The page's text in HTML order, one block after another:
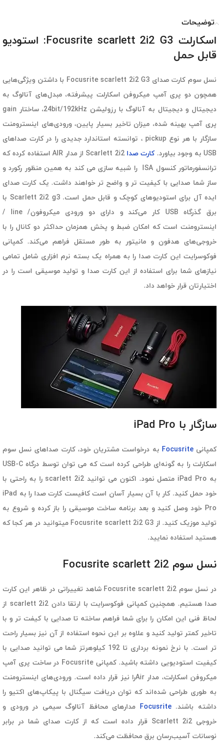
توضیحات
اسکارلت Focusrite scarlett 2i2 G3: استودیو
قابل حمل
نسل سوم کارت صدای Focusrite scarlett 2i2 G3 با داشتن ویژگی‌هایی
همچون دو پری آمپ میکروفن اسکارلت پیشرفته، مبدل‌های آنالوگ به
دیجیتال و دیجیتال به آنالوگ با رزولیشن 24bit/192kHz، ساختار gain
پری آمپ بهینه شده، میزان تاخیر بسیار پایین، ورودی‌های اینسترومنت
سازگار با هر نوع pickup ، توانسته استاندارد جدیدی را در کارت صداهای
USB به وجود بیاورد.
کارت صدا
Scarlett 2i2 از مدار AIR استفاده کرده که
ترانسفورماتور کنسول ISA را شبیه سازی می کند به همین منظور رکورد و
ساز شما صدایی با کیفیت تر و واضح تر خواهند داشت. یک کارت صدای
ایده آل برای استودیوهای کوچک و قابل حمل است. Scarlett 2i2 g3 با
برق گذرگاه USB کار می‌کند و دارای دو ورودی میکروفون/ line /
اینسترومنت است که امکان ضبط و پخش همزمان حداکثر دو کانال را با
خروجی‌های هدفون و مانیتور به طور مستقل فراهم می‌کند. کمپانی
فوکوسرایت این کارت صدا را به همراه یک بسته نرم افزاری شامل تمامی
نیازهای شما برای استفاده از این کارت صدا و تولید موسیقی است را در
اختیارتان قرار خواهد داد.
سازگار با iPad Pro
کمپانیFocusrite به درخواست مشتریان خود، کارت صداهای نسل سوم
اسکارلت را به گونه‌ای طراحی کرده است که می توان توسط درگاه USB-C
به iPad Pro متصل نمود. اکنون می توانید scarlett 2i2 را به راحتی با
خود حمل کنید. کار با آن بسیار آسان است کافیست کارت صدا را به iPad
Pro خود وصل کنید و بعد برنامه ساخت موسیقی را باز کرده و شروع به
تولید موزیک کنید. از Focusrite scarlett 2i2 G3 میتوانید در هر کجا که
هستید استفاده نمایید.
نسل سوم Focusrite scarlett 2i2
در نسل سوم Focusrite scarlett 2i2‌ شاهد تغییراتی در ظاهر این کارت
صدا هستیم. همچنین کمپانی فوکوسرایت با ارتقا دادن scarlett 2i2 از
لحاظ فنی این امکان را برای شما فراهم ساخته تا صدایی با کیفت تر و با
تاخیر کمتر تولید کنید و علاوه بر این نحوه استفاده از آن نیز بسیار راحت
تر است. با نرخ نمونه برداری تا 192 کیلوهرتز شما می توانید صدایی با
کیفیت استودیویی داشته باشید. کمپانی Focusrite در ساخت پری آمپ
میکروفن اسکارلت، مدار Airرا نیز قرار داده است. ورودی‌های اینسترومنت
به طوری طراحی شده‌اند که توان دریافت سیگنال با پیکاپ‌های اکتیو را
داشته باشند.Focusrite مدارهای محافظ آنالوگ سیمی در ورودی و
خروجی Scarlett 2i2 قرار داده است که از کارت صدای شما در برابر
نوسانات آسیب‌رسان برق محافظت می‌کند.